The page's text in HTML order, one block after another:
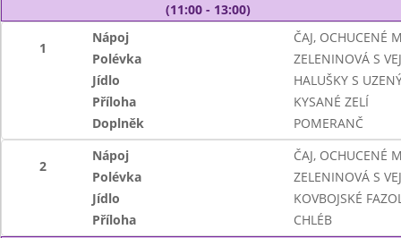
(11:00 - 13:00)
1
Nápoj
ČAJ, OCHUCENÉ
Polévka
ZELENINOVÁ S
Jídlo
HALUŠKY S
Příloha
KYSANÉ ZELÍ
Doplněk
POMERANČ
2
Nápoj
ČAJ, OCHUCENÉ
Polévka
ZELENINOVÁ S
Jídlo
KOVBOJSKÉ
Příloha
CHLÉB